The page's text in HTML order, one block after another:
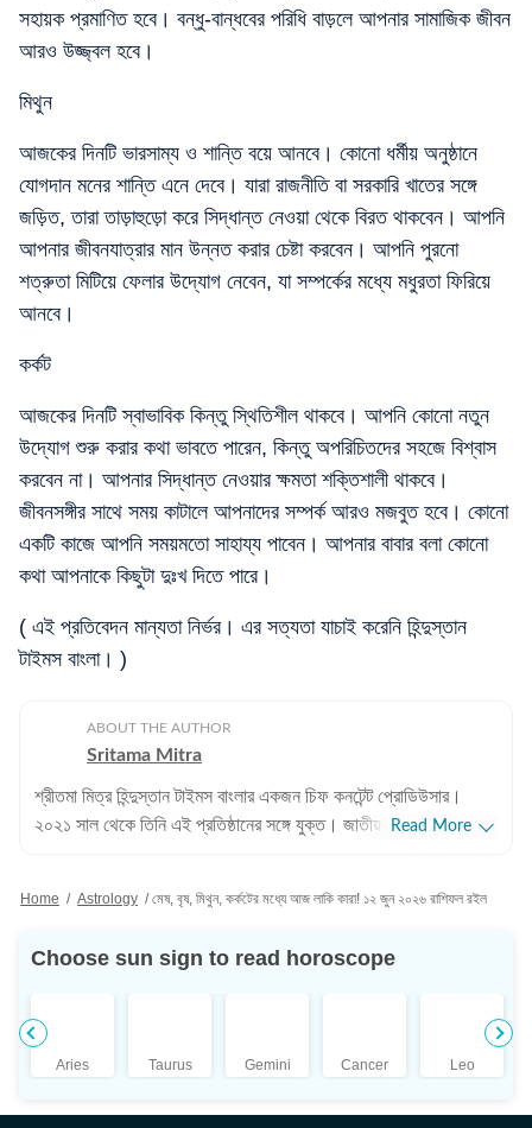
সহায়ক প্রমাণিত হবে। বন্ধু-বান্ধবের পরিধি বাড়লে আপনার সামাজিক জীবন
আরও উজ্জ্বল হবে।
মিথুন
আজকের দিনটি ভারসাম্য ও শান্তি বয়ে আনবে। কোনো ধর্মীয় অনুষ্ঠানে
যোগদান মনের শান্তি এনে দেবে। যারা রাজনীতি বা সরকারি খাতের সঙ্গে
জড়িত, তারা তাড়াহুড়ো করে সিদ্ধান্ত নেওয়া থেকে বিরত থাকবেন। আপনি
আপনার জীবনযাত্রার মান উন্নত করার চেষ্টা করবেন। আপনি পুরনো
শত্রুতা মিটিয়ে ফেলার উদ্যোগ নেবেন, যা সম্পর্কের মধ্যে মধুরতা ফিরিয়ে
আনবে।
কর্কট
আজকের দিনটি স্বাভাবিক কিন্তু স্থিতিশীল থাকবে। আপনি কোনো নতুন
উদ্যোগ শুরু করার কথা ভাবতে পারেন, কিন্তু অপরিচিতদের সহজে বিশ্বাস
করবেন না। আপনার সিদ্ধান্ত নেওয়ার ক্ষমতা শক্তিশালী থাকবে।
জীবনসঙ্গীর সাথে সময় কাটালে আপনাদের সম্পর্ক আরও মজবুত হবে। কোনো
একটি কাজে আপনি সময়মতো সাহায্য পাবেন। আপনার বাবার বলা কোনো
কথা আপনাকে কিছুটা দুঃখ দিতে পারে।
( এই প্রতিবেদন মান্যতা নির্ভর। এর সত্যতা যাচাই করেনি হিন্দুস্তান
টাইমস বাংলা। )
ABOUT THE AUTHOR
Sritama Mitra
শ্রীতমা মিত্র হিন্দুস্তান টাইমস বাংলার একজন চিফ কনটেন্ট প্রোডিউসার।
২০২১ সাল থেকে তিনি এই প্রতিষ্ঠানের সঙ্গে যুক্ত। জাতীয় এবং আন্তর্জাতিক
আগ্রহ রয়েছে। পেশাদার জীবন: পেশাদার জীবনের শুরুতে শ্রীতমা আকাশবাণী,
নিউজ বাংলায় কপি এডিটর হিসেবে যোগদান করেন। পরবর্তীতে ওয়ানইন্ডিয়া-সহ
শিক্ষাগত যোগ্যতা: শ্রীতমা মিত্র ইংরেজিতে স্নাতক (বি.এ.) এবং বিশ্বভারতী
বিশ্ববিদ্যালয়, শান্তিনিকেতন থেকে সাংবাদিকতা ও গণযোগাযোগে
স্নাতকোত্তর (এম.এ.) ডিগ্রি অর্জন করেন। ব্যক্তিগত পছন্দ ও নেশা:
Read More
Home / Astrology / মেষ, বৃষ, মিথুন, কর্কটের মধ্যে আজ লাকি কারা! ১২ জুন ২০২৬ রাশিফল রইল
Choose sun sign to read horoscope
Aries Taurus Gemini Cancer Leo